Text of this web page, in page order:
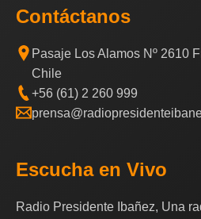
Contáctanos
Pasaje Los Alamos Nº 2610
Chile
+56 (61) 2 260 999
Escucha en Vivo
Radio Presidente Ibañez, Una